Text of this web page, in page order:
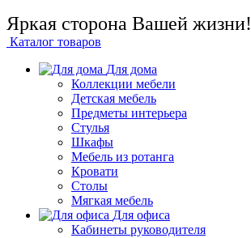
Яркая сторона Вашей жизни!
Каталог товаров
Для дома
Коллекции мебели
Детская мебель
Предметы интерьера
Стулья
Шкафы
Мебель из ротанга
Кровати
Столы
Мягкая мебель
Для офиса
Кабинеты руководителя